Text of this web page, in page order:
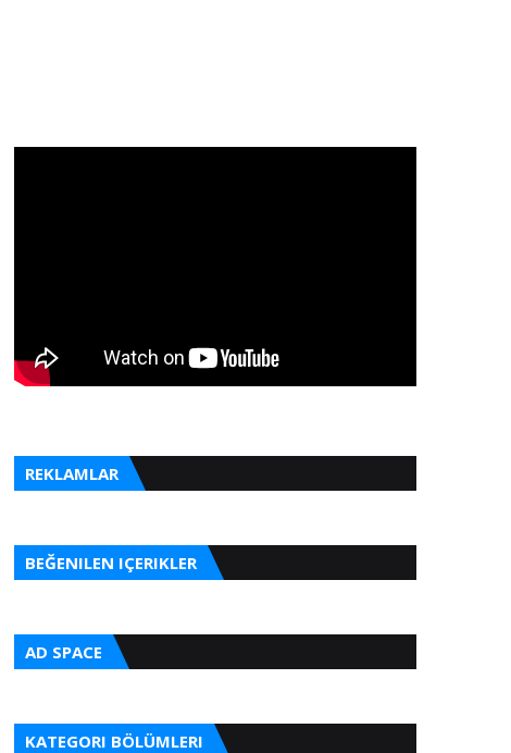
REKLAMLAR
BEĞENILEN IÇERIKLER
AD SPACE
KATEGORI BÖLÜMLERI